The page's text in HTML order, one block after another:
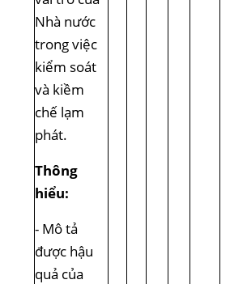
Nhà nước
trong việc
kiểm soát
và kiềm
chế lạm
phát.
Thông
hiểu:
- Mô tả
được hậu
quả của